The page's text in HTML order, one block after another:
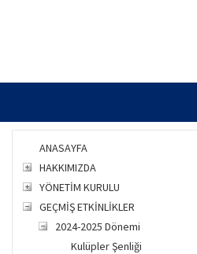
ANASAYFA
HAKKIMIZDA
YÖNETİM KURULU
GEÇMİŞ ETKİNLİKLER
2024-2025 Dönemi
Kulüpler Şenliği